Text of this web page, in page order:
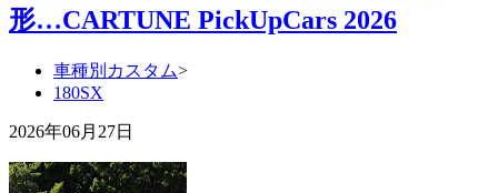
形…CARTUNE PickUpCars 2026
車種別カスタム>
180SX
2026年06月27日